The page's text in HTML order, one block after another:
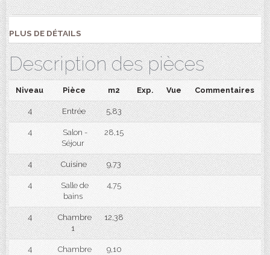
PLUS DE DÉTAILS
Description des pièces
Niveau Pièce m2 Exp. Vue Commentaires
4 Entrée 5,83
4
Salon -
Séjour
28,15
4 Cuisine 9,73
4
Salle de
bains
4,75
4
Chambre
1
12,38
4
Chambre
9,10